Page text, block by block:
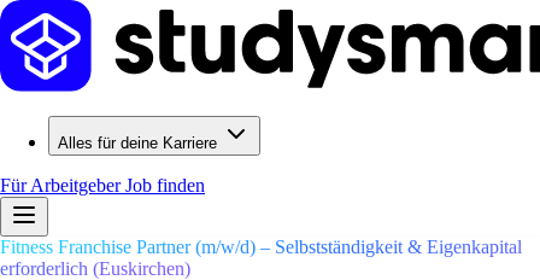
Alles für deine Karriere
Für ArbeitgeberJob finden
Fitness Franchise Partner (m/w/d) – Selbstständigkeit & Eigenkapital
erforderlich (Euskirchen)